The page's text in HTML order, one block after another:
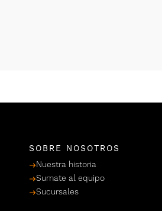
SOBRE NOSOTROS
Nuestra historia
Sumate al equipo
Sucursales